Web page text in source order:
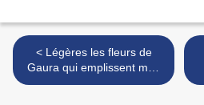
< Légères les fleurs de
Gaura qui emplissent mon
jardin !